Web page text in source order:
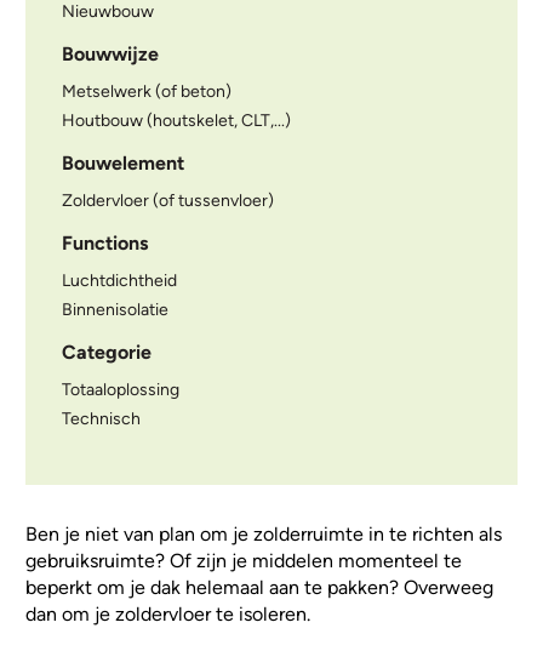
Nieuwbouw
Bouwwijze
Metselwerk (of beton)
Houtbouw (houtskelet, CLT,...)
Bouwelement
Zoldervloer (of tussenvloer)
Functions
Luchtdichtheid
Binnenisolatie
Categorie
Totaaloplossing
Technisch
Ben je niet van plan om je zolderruimte in te richten als
gebruiksruimte? Of zijn je middelen momenteel te
beperkt om je dak helemaal aan te pakken? Overweeg
dan om je zoldervloer te isoleren.